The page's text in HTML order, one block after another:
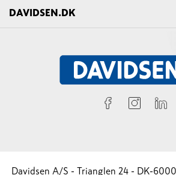
DAVIDSEN.DK
Davidsen A/S - Trianglen 24 - DK-